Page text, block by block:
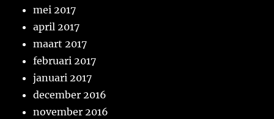
mei 2017
april 2017
maart 2017
februari 2017
januari 2017
december 2016
november 2016